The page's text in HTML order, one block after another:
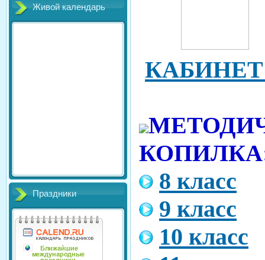
Живой календарь
Праздники
8 класс
9 класс
10 класс